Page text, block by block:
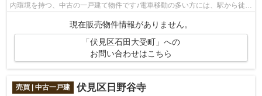
内環境を持つ、中古の一戸建て物件です♪電車移動の多い方には、駅から徒歩
現在販売物件情報がありません。
「伏見区石田大受町」への
お問い合わせはこちら
売買 | 中古一戸建 伏見区日野谷寺